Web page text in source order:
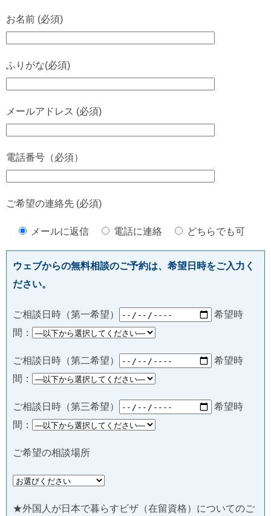
お名前 (必須)
ふりがな(必須)
メールアドレス (必須)
電話番号（必須）
ご希望の連絡先 (必須)
メールに返信 電話に連絡 どちらでも可
ウェブからの無料相談のご予約は、希望日時をご入力く
ださい。
ご相談日時（第一希望）
希望時
間：
ご相談日時（第二希望）
希望時
間：
ご相談日時（第三希望）
希望時
間：
ご希望の相談場所
★外国人が日本で暮らすビザ（在留資格）についてのご